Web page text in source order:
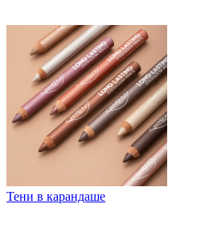
Тени в карандаше